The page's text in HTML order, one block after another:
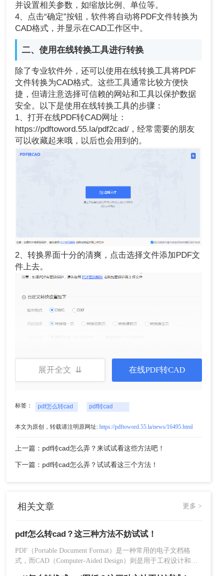
并设置相关参数，如缩放比例、单位等。
4、点击“确定”按钮，软件将自动将PDF文件转换为
CAD格式，并显示在CAD工作区中。
二、使用在线转换工具进行转换
除了专业软件外，还可以使用在线转换工具将PDF
文件转换为CAD格式。这些工具通常比较方便快
捷，但请注意选择可信赖的网站和工具以保护数据
安全。以下是使用在线转换工具的步骤：
1、打开在线PDF转CAD网址：
https://pdftoword.55.la/pdf2cad/，经常需要的朋友
可以收藏起来哦，以后也会用到的。
2、转换界面十分的清爽，点击选择文件添加PDF文
件上去。
3、有需要设置一些转换条件的，可以自定义设置一
下，然后点击开始转换。
除了专业软件和在线转换工具外，还可以使用第三
方软件进行PDF转CAD的转换。这些软件通常提供
更高级的功能和更丰富的选项，以满足不同用户的
需求。以下是使用转转大师PDF转换器操作步骤：
展开全文 ⇊ 在线PDF转CAD
标签： pdf怎么转cad pdf转cad
本文为原创，转载请注明原网址: https://pdftoword.55.la/news/16495.html
上一篇：pdf转cad怎么弄？来试试看这些方法吧！
下一篇：pdf转cad怎么弄？试试看这三个方法！
相关文章 更多 >
pdf怎么转cad？这三种方法不妨试试！
PDF（Portable Document Format）是一种常用的电子文档格
式，而CAD（Computer-Aided Design）则是用于工程设计和制